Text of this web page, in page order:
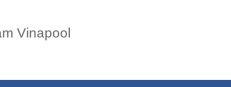
Vinapool